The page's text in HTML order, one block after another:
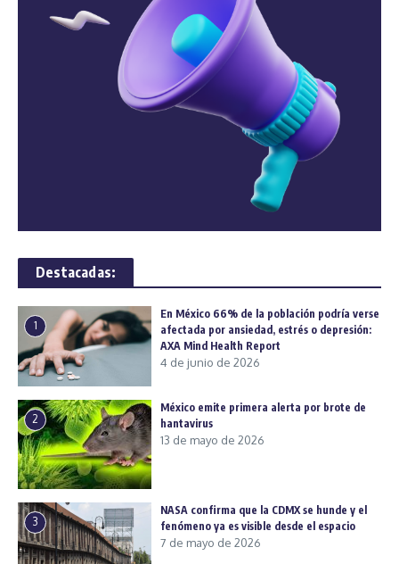
Destacadas:
1
En México 66% de la población podría verse
afectada por ansiedad, estrés o depresión:
AXA Mind Health Report
4 de junio de 2026
2
México emite primera alerta por brote de
hantavirus
13 de mayo de 2026
3
NASA confirma que la CDMX se hunde y el
fenómeno ya es visible desde el espacio
7 de mayo de 2026